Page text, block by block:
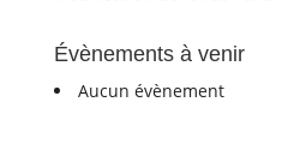
Évènements à venir
Aucun évènement